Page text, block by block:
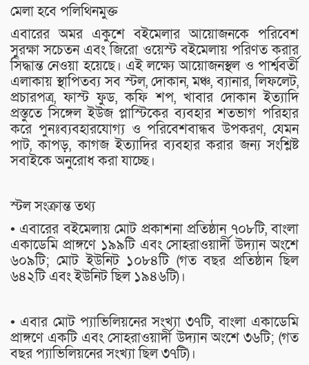
মেলা হবে পলিথিনমুক্ত
এবারের অমর একুশে বইমেলার আয়োজনকে পরিবেশ
সুরক্ষা সচেতন এবং জিরো ওয়েস্ট বইমেলায় পরিণত করার
সিদ্ধান্ত নেওয়া হয়েছে। এই লক্ষ্যে আয়োজনস্থল ও পার্শ্ববর্তী
এলাকায় স্থাপিতব্য সব স্টল, দোকান, মঞ্চ, ব্যানার, লিফলেট,
প্রচারপত্র, ফাস্ট ফুড, কফি শপ, খাবার দোকান ইত্যাদি
প্রস্তুতে সিঙ্গেল ইউজ প্লাস্টিকের ব্যবহার শতভাগ পরিহার
করে পুনঃব্যবহারযোগ্য ও পরিবেশবান্ধব উপকরণ, যেমন
পাট, কাপড়, কাগজ ইত্যাদির ব্যবহার করার জন্য সংশ্লিষ্ট
সবাইকে অনুরোধ করা যাচ্ছে।
স্টল সংক্রান্ত তথ্য
• এবারের বইমেলায় মোট প্রকাশনা প্রতিষ্ঠান ৭০৮টি, বাংলা
একাডেমি প্রাঙ্গণে ১৯৯টি এবং সোহরাওয়ার্দী উদ্যান অংশে
৬০৯টি; মোট ইউনিট ১০৮৪টি (গত বছর প্রতিষ্ঠান ছিল
৬৪২টি এবং ইউনিট ছিল ১৯৪৬টি)।
• এবার মোট প্যাভিলিয়নের সংখ্যা ৩৭টি, বাংলা একাডেমি
প্রাঙ্গণে একটি এবং সোহরাওয়ার্দী উদ্যান অংশে ৩৬টি; (গত
বছর প্যাভিলিয়নের সংখ্যা ছিল ৩৭টি)।